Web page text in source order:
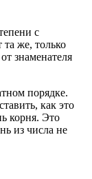
с
же, только
знаменателя
порядке.
как это
корня. Это
из числа не